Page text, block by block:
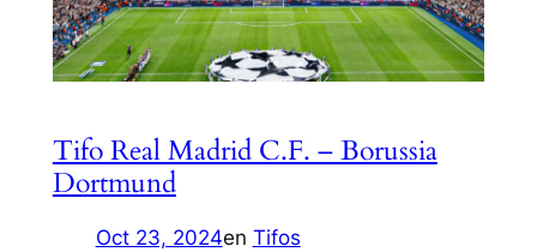
Tifo Real Madrid C.F. – Borussia
Dortmund
Oct 23, 2024en Tifos